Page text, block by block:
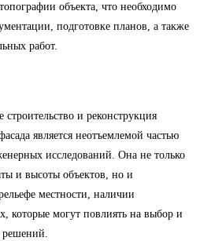
объекта, что необходимо
подготовке планов, а также
работ.
и реконструкция
является неотъемлемой частью
исследований. Она не только
и высоты объектов, но и
местности, наличии
которые могут повлиять на выбор и
решений.